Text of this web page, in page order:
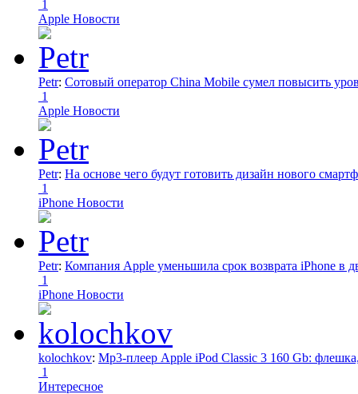
1
Apple Новости
Petr: Сотовый оператор China Mobile сумел повысить
1
Apple Новости
Petr: На основе чего будут готовить дизайн нового
1
iPhone Новости
Petr: Компания Apple уменьшила срок возврата iPhone в
1
iPhone Новости
kolochkov: Mp3-плеер Apple iPod Classic 3 160 Gb:
1
Интересное